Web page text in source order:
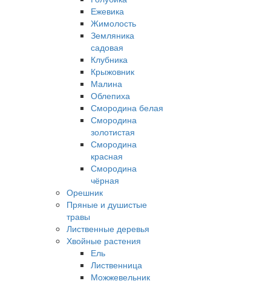
Ежевика
Жимолость
Земляника
садовая
Клубника
Крыжовник
Малина
Облепиха
Смородина белая
Смородина
золотистая
Смородина
красная
Смородина
чёрная
Орешник
Пряные и душистые
травы
Лиственные деревья
Хвойные растения
Ель
Лиственница
Можжевельник